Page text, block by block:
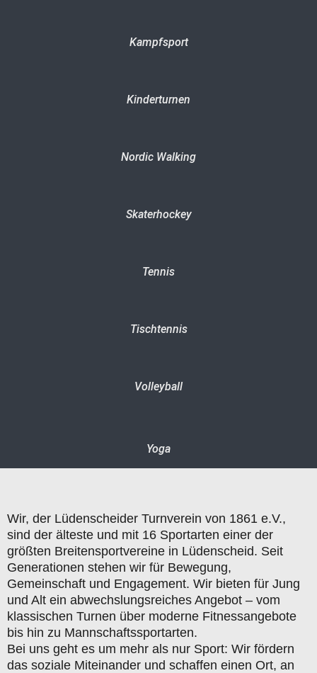
Kampfsport
Kinderturnen
Nordic Walking
Skaterhockey
Tennis
Tischtennis
Volleyball
Yoga
Wir, der Lüdenscheider Turnverein von 1861 e.V.,
sind der älteste und mit 16 Sportarten einer der
größten Breitensportvereine in Lüdenscheid. Seit
Generationen stehen wir für Bewegung,
Gemeinschaft und Engagement. Wir bieten für Jung
und Alt ein abwechslungsreiches Angebot – vom
klassischen Turnen über moderne Fitnessangebote
bis hin zu Mannschaftssportarten.
Bei uns geht es um mehr als nur Sport: Wir fördern
das soziale Miteinander und schaffen einen Ort, an